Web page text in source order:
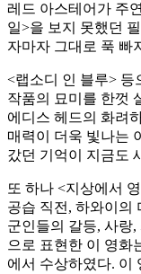
레드 아스테어가 주
일>을 보지 못했던
자마자 그대로 푹 빠
<랩소디 인 블루> 등
작품의 묘미를 한껏
에디스 헤드의 화려
매력이 더욱 빛나는
갔던 기억이 지금도
또 하나 <지상에서
공습 직전, 하와이의
군인들의 갈등, 사랑
으로 표현한 이 영화
에서 수상하였다. 이